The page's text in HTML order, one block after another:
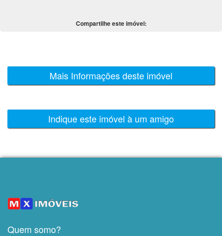
Compartilhe este imóvel:
Mais Informações deste imóvel
Indique este imóvel à um amigo
Quem somo?